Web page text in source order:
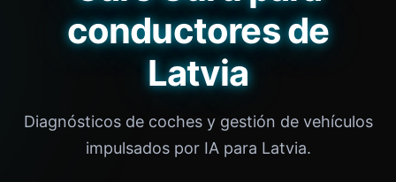
conductores de
Latvia
Diagnósticos de coches y gestión de vehículos
impulsados por IA para Latvia.